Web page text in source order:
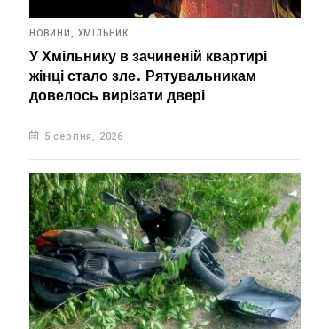
НОВИНИ, ХМІЛЬНИК
У Хмільнику в зачиненій квартирі
жінці стало зле. Рятувальникам
довелось вирізати двері
5 серпня, 2026